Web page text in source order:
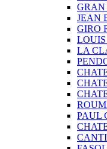
JEAN
GIRO
LA
PAUL